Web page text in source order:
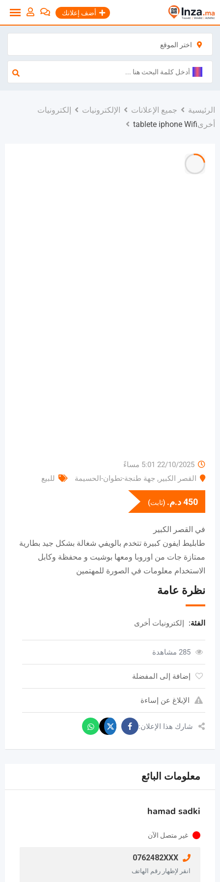
إلى
المحتوى
أضف إعلانك
اختر الموقع
الرئيسية جميع الإعلانات الإلكترونيات
إلكترونيات
أخرىtablete iphone Wifi
22/10/2025 5:01 مساءً
القصر الكبير , جهة طنجة-تطوان-الحسيمة للبيع
450د.م. (ثابت)
في القصر الكبير
طابليط ايفون كبيرة تتخدم بالويفي شغالة بشكل جيد بطارية
ممتازة جات من اوروبا ومعها بوشيت و محفظة وكابل
الاستخدام معلومات في الصورة للمهتمين
نظرة عامة
الفئة: إلكترونيات أخرى
285 مشاهدة
إضافة إلى المفضلة
الإبلاغ عن إساءة
شارك هذا الإعلان:
معلومات البائع
hamad sadki
غير متصل الآن
0762482XXX
انقر لإظهار رقم الهاتف